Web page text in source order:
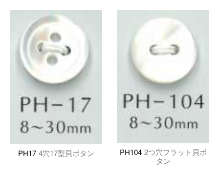
PH17 4穴17型貝ボタン PH104 2つ穴フラット貝ボ
タン